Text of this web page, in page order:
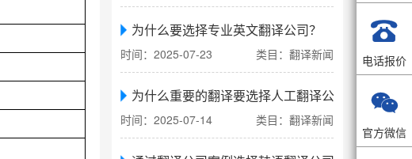
为什么要选择专业英文翻译公司？
时间：2025-07-23 类目：翻译新闻
为什么重要的翻译要选择人工翻译公司
时间：2025-07-14 类目：翻译新闻

电话报价

官方微信